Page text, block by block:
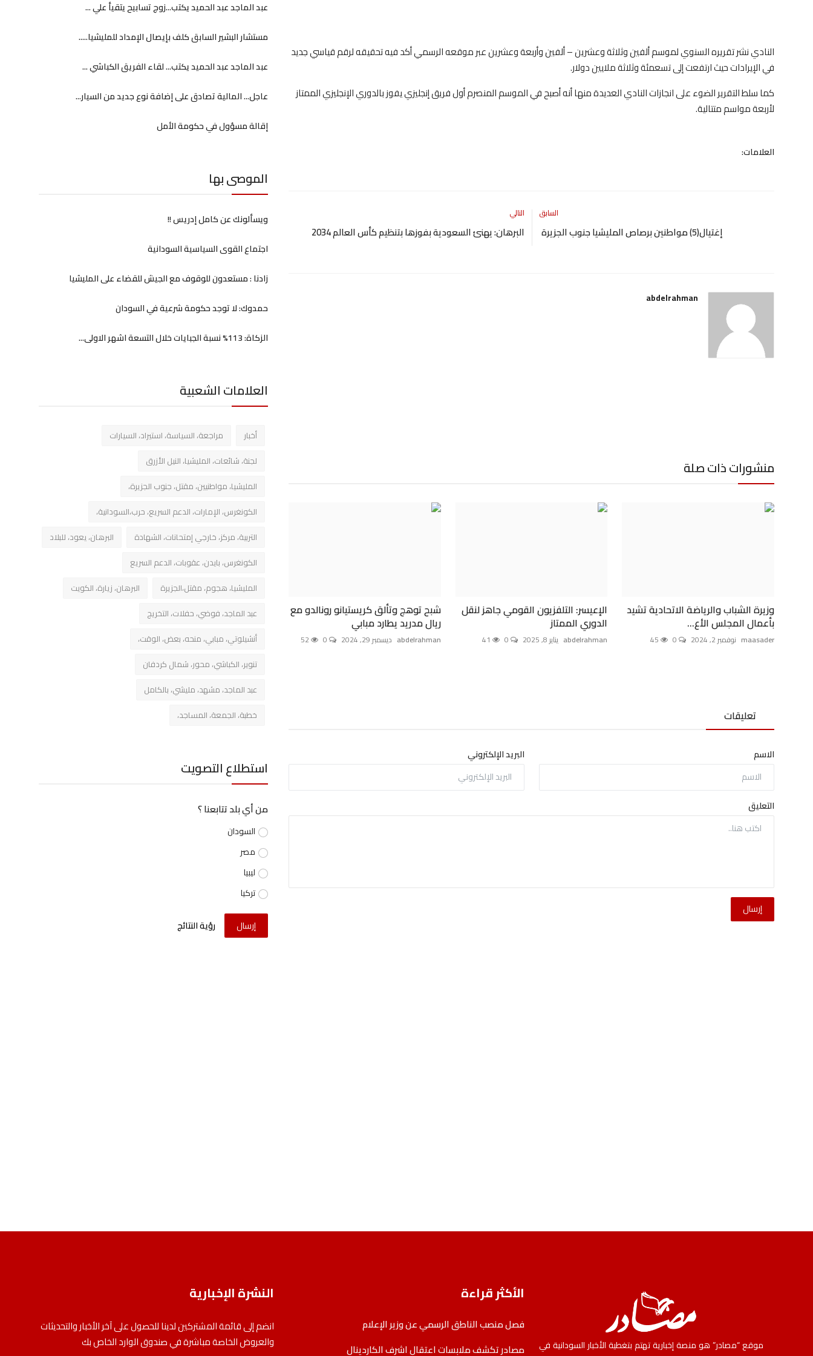
النادي نشر تقريره السنوي لموسم ألفين وثلاثة وعشرين – ألفين وأربعة وعشرين عبر موقعه الرسمي أكد فيه تحقيقه لرقم قياسي جديد
في الإيرادات حيث ارتفعت إلى تسعمئة وثلاثة ملايين دولار.
كما سلط التقرير الضوء على انجازات النادي العديدة منها أنه أصبح في الموسم المنصرم أول فريق إنجليزي يفوز بالدوري الإنجليزي الممتاز
لأربعة مواسم متتالية.
العلامات:
السابق
إغتيال(5) مواطنين برصاص المليشيا جنوب الجزيرة
التالي
البرهان: يهنئ السعودية بفوزها بتنظيم كأس العالم 2034
abdelrahman
منشورات ذات صلة
وزيرة الشباب والرياضة الاتحادية تشيد
بأعمال المجلس الأع...
maasader نوفمبر 2, 2024
الإعيسر: التلفزيون القومي جاهز لنقل
الدوري الممتاز
abdelrahman يناير 8, 2025 0
41
شبح توهج وتألق كريستيانو رونالدو مع
ريال مدريد يطارد مبابي
abdelrahman ديسمبر 29, 2024
تعليقات
الاسم البريد الإلكتروني
التعليق
إرسال
عبد الماجد عبد الحميد يكتب...زوج تسابيح يتقيأ علي ...
مستشار البشير السابق كلف بإيصال الإمداد للمليشيا.....
عبد الماجد عبد الحميد يكتب... لقاء الفريق الكباشي ...
عاجل... المالية تصادق على إضافة نوع جديد من السيار...
إقالة مسؤول في حكومة الأمل
الموصى بها
ويسألونك عن كامل إدريس !!
اجتماع القوى السياسية السودانية
زادنا : مستعدون للوقوف مع الجيش للقضاء على المليشيا
حمدوك: لا توجد حكومة شرعية في السودان
الزكاة: 113% نسبة الجبايات خلال التسعة اشهر الاولى...
العلامات الشعبية
أخبار
مراجعة، السياسة، استيراد، السيارات
لجنة، شائعات، المليشيا، النيل الأزرق
المليشيا، مواطنيين، مقتل، جنوب الجزيرة،
الكونغرس، الإمارات، الدعم السريع، حرب،السودانية،
التربية، مركز، خارجي إمتحانات، الشهادة
البرهان، يعود، للبلاد
الكونغرس، بايدن، عقوبات، الدعم السريع
المليشيا، هجوم، مقتل،الجزيرة
البرهان، زيارة، الكويت
عبد الماجد، فوضي، حفلات، التخريج
أنشيلوتي، مبابي، منحه، بعض، الوقت،
تنوير، الكباشي، محور، شمال كردفان
عبد الماجد، مشهد، مليشي، بالكامل
خطبة، الجمعة، المساجد،
استطلاع التصويت
من أي بلد تتابعنا ؟
السودان
مصر
ليبيا
تركيا
إرسال رؤية النتائج
موقع “مصادر” هو منصة إخبارية تهتم بتغطية الأخبار السودانية في
الأكثر قراءة
فصل منصب الناطق الرسمي عن وزير الإعلام
مصادر تكشف ملابسات اعتقال اشرف الكاردينال
النشرة الإخبارية
انضم إلى قائمة المشتركين لدينا للحصول على آخر الأخبار والتحديثات
والعروض الخاصة مباشرة في صندوق الوارد الخاص بك